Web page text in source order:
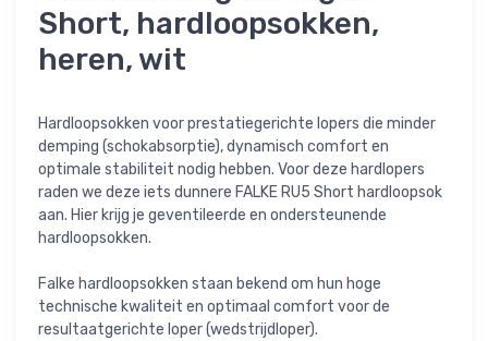
Short, hardloopsokken,
heren, wit
Hardloopsokken voor prestatiegerichte lopers die minder
demping (schokabsorptie), dynamisch comfort en
optimale stabiliteit nodig hebben. Voor deze hardlopers
raden we deze iets dunnere FALKE RU5 Short hardloopsok
aan. Hier krijg je geventileerde en ondersteunende
hardloopsokken.
Falke hardloopsokken staan bekend om hun hoge
technische kwaliteit en optimaal comfort voor de
resultaatgerichte loper (wedstrijdloper).